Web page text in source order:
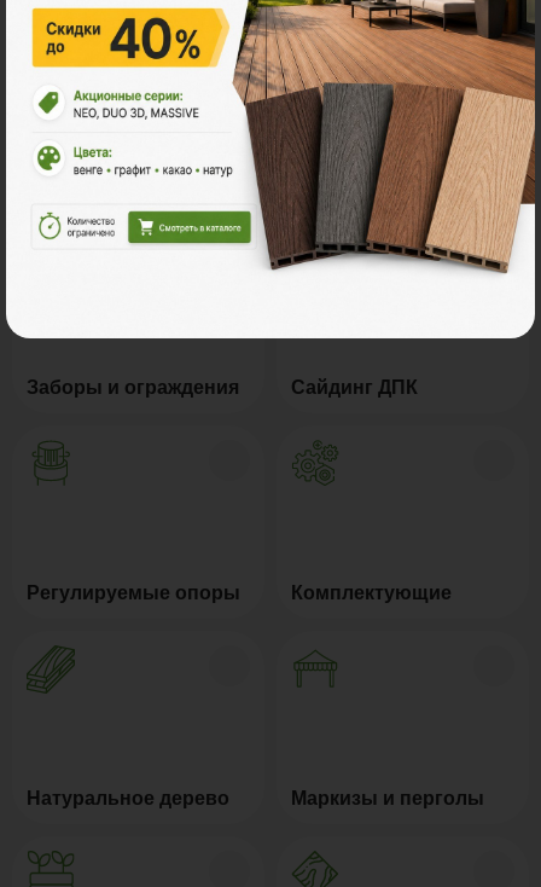
Террасная доска ДПК Ступени из ДПК
Заборы и ограждения Сайдинг ДПК
Регулируемые опоры Комплектующие
Натуральное дерево Маркизы и перголы